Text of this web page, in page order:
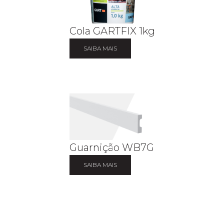
Cola GARTFIX 1kg
SAIBA MAIS
Guarnição WB7G
SAIBA MAIS